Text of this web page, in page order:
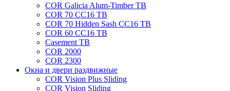
COR Galicia Alum-Timber TB
COR 70 CC16 TB
COR 70 Hidden Sash CC16 TB
COR 60 CC16 TB
Casement TB
COR 2000
COR 2300
Окна и двери раздвижные
COR Vision Plus Sliding
COR Vision Sliding